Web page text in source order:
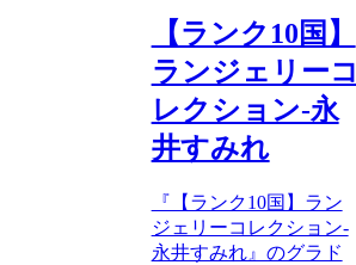
【ランク10国】
ランジェリーコ
レクション-永
井すみれ
『【ランク10国】ラン
ジェリーコレクション-
永井すみれ』のグラド